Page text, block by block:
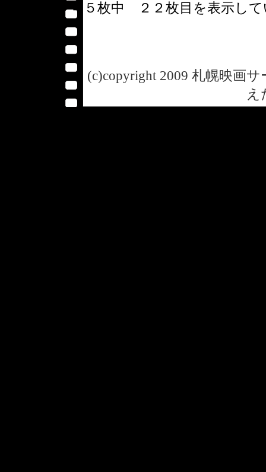
４５枚中 ２２枚目を表示し
(c)copyright 2009 札幌映画
え